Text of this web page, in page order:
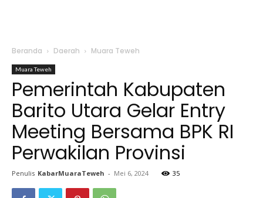
Beranda Daerah Muara Teweh
Muara Teweh
Pemerintah Kabupaten
Barito Utara Gelar Entry
Meeting Bersama BPK RI
Perwakilan Provinsi
Penulis KabarMuaraTeweh - Mei 6, 2024 35